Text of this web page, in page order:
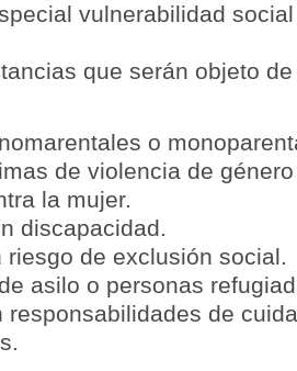
vulnerabilidad
que serán objeto
o
de violencia de
la mujer.
discapacidad.
riesgo de exclusión social.
asilo o personas
responsabilidades de